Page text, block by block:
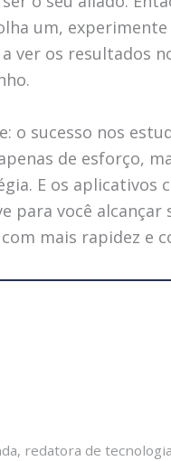
um,
ver os resultados
o sucesso nos
de esforço,
E os aplicativos
para você alcançar
mais rapidez e
redatora de